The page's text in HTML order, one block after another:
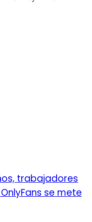
trabajadores
se mete